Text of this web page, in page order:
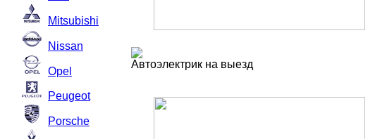
Mitsubishi
Nissan
Opel
Peugeot
Porsche
Автоэлектрик на выезд